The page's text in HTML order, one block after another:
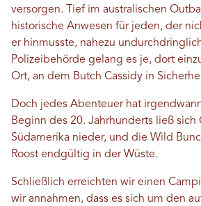
versorgen. Tief im australischen
historische Anwesen für jeden, der
er hinmusste, nahezu
Polizeibehörde gelang es je, dort
Ort, an dem Butch Cassidy in
Doch jedes Abenteuer hat
Beginn des 20. Jahrhunderts ließ sich
Südamerika nieder, und die Wild
Roost endgültig in der Wüste.
Schließlich erreichten wir einen
wir annahmen, dass es sich um den